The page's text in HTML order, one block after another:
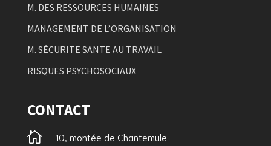
M. DES RESSOURCES HUMAINES
MANAGEMENT DE L’ORGANISATION
M. SÉCURITE SANTE AU TRAVAIL
RISQUES PSYCHOSOCIAUX
CONTACT

10, montée de Chantemule